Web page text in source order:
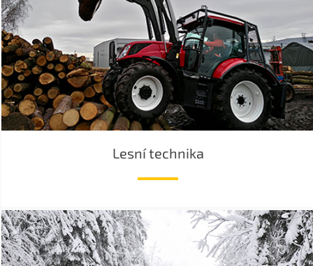
Lesní technika